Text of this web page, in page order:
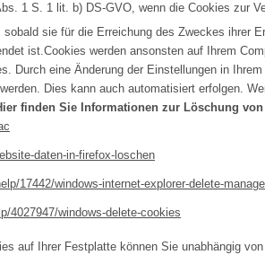
1 S. 1 lit. b) DS-GVO, wenn die Cookies zur
sobald sie für die Erreichung des Zweckes ihrer
ist.Cookies werden ansonsten auf Ihrem
Durch eine Änderung der Einstellungen in
Dies kann auch automatisiert erfolgen.
finden Sie Informationen zur Löschung
daten-in-firefox-loschen
17442/windows-internet-explorer-delete-
4027947/windows-delete-cookies
auf Ihrer Festplatte können Sie unabhängig